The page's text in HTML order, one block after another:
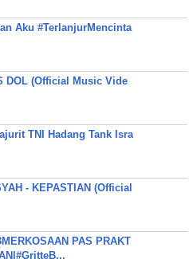
Aku #TerlanjurMencinta
DOL (Official Music Vide
TNI Hadang Tank Isra
- KEPASTIAN (Official
PAS PRAKT